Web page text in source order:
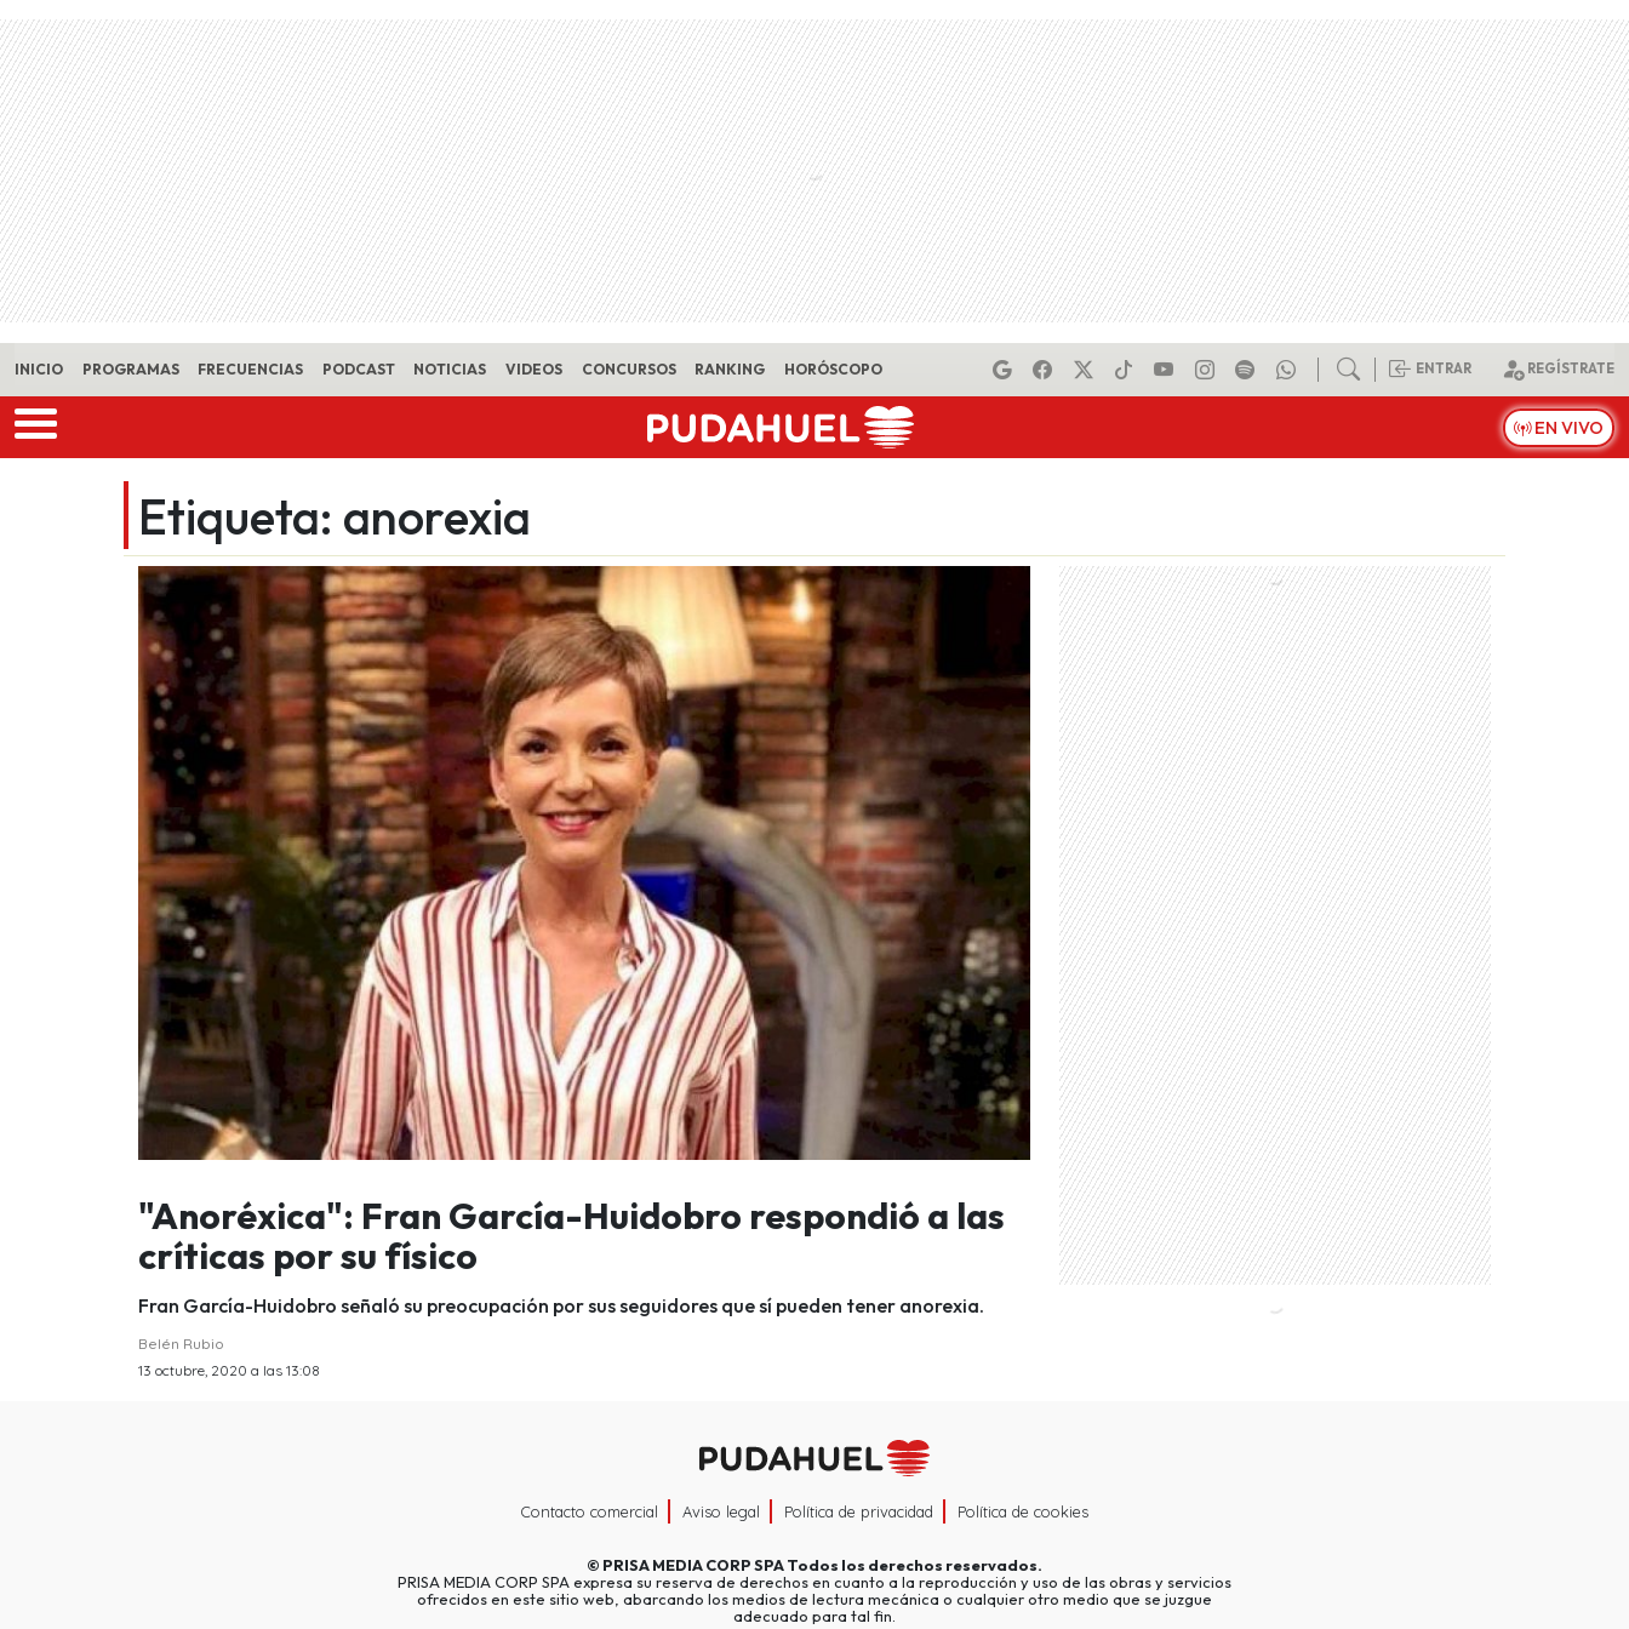
Skip to main content
INICIO PROGRAMAS FRECUENCIAS PODCAST NOTICIAS VIDEOS CONCURSOS RANKING HORÓSCOPO ENTRAR REGÍSTRATE
EN VIVO
Etiqueta: anorexia
"Anoréxica": Fran García-Huidobro respondió a las
críticas por su físico
Fran García-Huidobro señaló su preocupación por sus seguidores que sí pueden tener anorexia.
Belén Rubio
13 octubre, 2020 a las 13:08
Contacto comercial Aviso legal Política de privacidad Política de cookies
© PRISA MEDIA CORP SPATodos los derechos reservados.
PRISA MEDIA CORP SPA expresa su reserva de derechos en cuanto a la reproducción y uso de las obras y servicios
ofrecidos en este sitio web, abarcando los medios de lectura mecánica o cualquier otro medio que se juzgue
adecuado para tal fin.